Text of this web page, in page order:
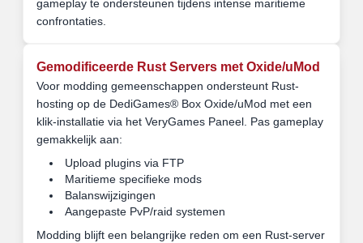
gameplay te ondersteunen tijdens intense maritieme
confrontaties.
Gemodificeerde Rust Servers met Oxide/uMod
Voor modding gemeenschappen ondersteunt Rust-
hosting op de DediGames® Box Oxide/uMod met een
klik-installatie via het VeryGames Paneel. Pas gameplay
gemakkelijk aan:
Upload plugins via FTP
Maritieme specifieke mods
Balanswijzigingen
Aangepaste PvP/raid systemen
Modding blijft een belangrijke reden om een Rust-server